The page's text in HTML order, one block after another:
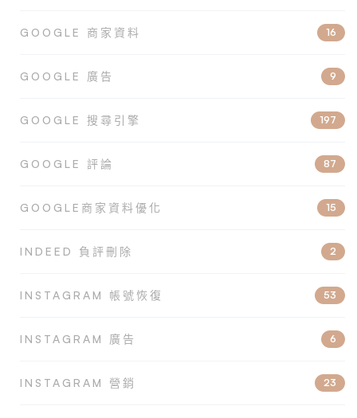
GOOGLE 商家資料 16
GOOGLE 廣告 9
GOOGLE 搜尋引擎 197
GOOGLE 評論 87
GOOGLE商家資料優化 15
INDEED 負評刪除 2
INSTAGRAM 帳號恢復 53
INSTAGRAM 廣告 6
INSTAGRAM 營銷 23